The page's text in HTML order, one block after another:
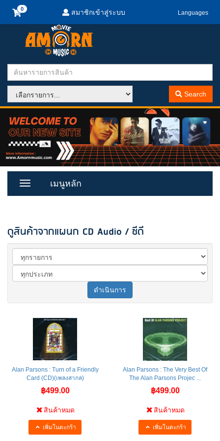
สมาชิกเข้าสู่ระบบ Languages
Search
Toggle
เมนูหลัก
ดูสินค้าจากแผนก CD Audio / ซีดี
ดำเนินการ
Alan Parsons : Turn of a Friendly
Card (CD)(เพลงสากล)
฿499.00
สินค้าหมด
เพิ่มในตะกร้า
Alan Parsons : The Very Best Of
The Alan Parsons Projec ...
฿499.00
สินค้าหมด
เพิ่มในตะกร้า